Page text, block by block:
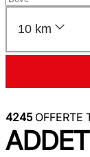
10 km
4245OFFERTE